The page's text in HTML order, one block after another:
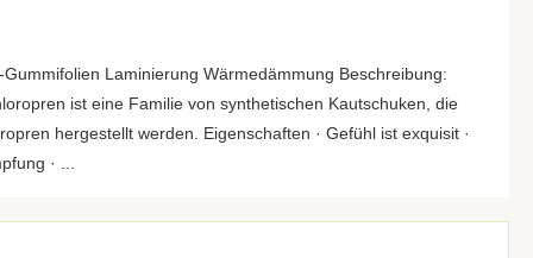
Laminierung Wärmedämmung Beschreibung:
ist eine Familie von synthetischen Kautschuken, die
hergestellt werden. Eigenschaften · Gefühl ist exquisit ·
· ...